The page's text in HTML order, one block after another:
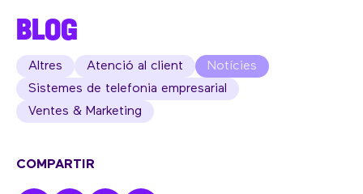
BLOG
Altres Atenció al client
Notícies
Sistemes de telefonia empresarial
Ventes & Marketing
COMPARTIR